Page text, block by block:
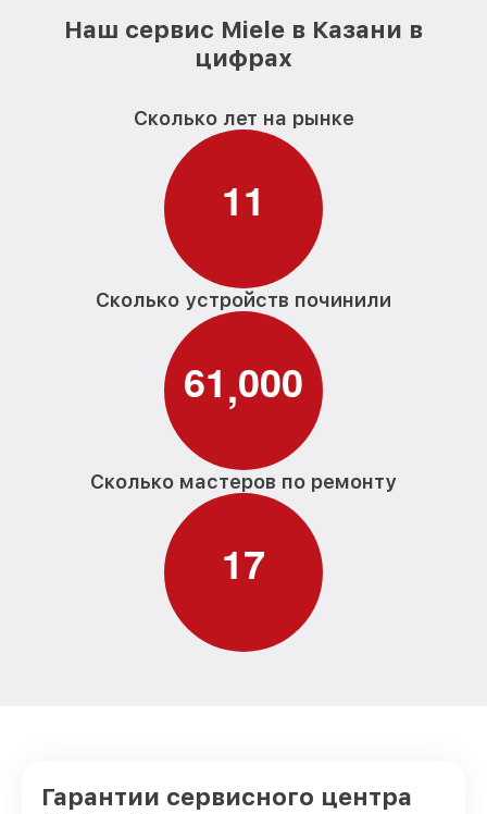
Наш сервис Miele в Казани в
цифрах
Сколько лет на рынке
11
Сколько устройств починили
61,000
Сколько мастеров по ремонту
17
Гарантии сервисного центра